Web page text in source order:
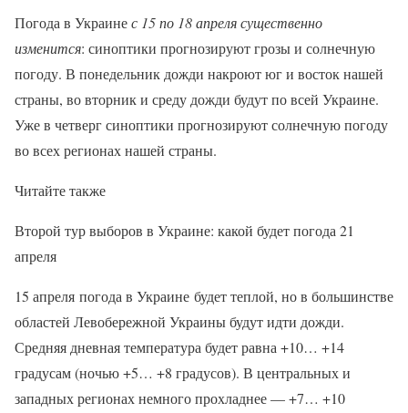
Погода в Украинес 15 по 18 апреля существенно
изменится: синоптики прогнозируют грозы и солнечную
погоду. В понедельник дожди накроют юг и восток нашей
страны, во вторник и среду дожди будут по всей Украине.
Уже в четверг синоптики прогнозируют солнечную погоду
во всех регионах нашей страны.
Читайте также
Второй тур выборов в Украине: какой будет погода 21
апреля
15 апреля погода в Украине будет теплой, но в большинстве
областей Левобережной Украины будут идти дожди.
Средняя дневная температура будет равна +10… +14
градусам (ночью +5… +8 градусов). В центральных и
западных регионах немного прохладнее — +7… +10